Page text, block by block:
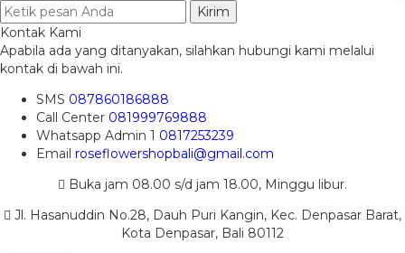
Kirim
Kontak Kami
Apabila ada yang ditanyakan, silahkan hubungi kami melalui
kontak di bawah ini.
SMS 087860186888
Call Center 081999769888
Whatsapp Admin 1 0817253239
Email roseflowershopbali@gmail.com
Buka jam 08.00 s/d jam 18.00, Minggu libur.
Jl. Hasanuddin No.28, Dauh Puri Kangin, Kec. Denpasar Barat,
Kota Denpasar, Bali 80112